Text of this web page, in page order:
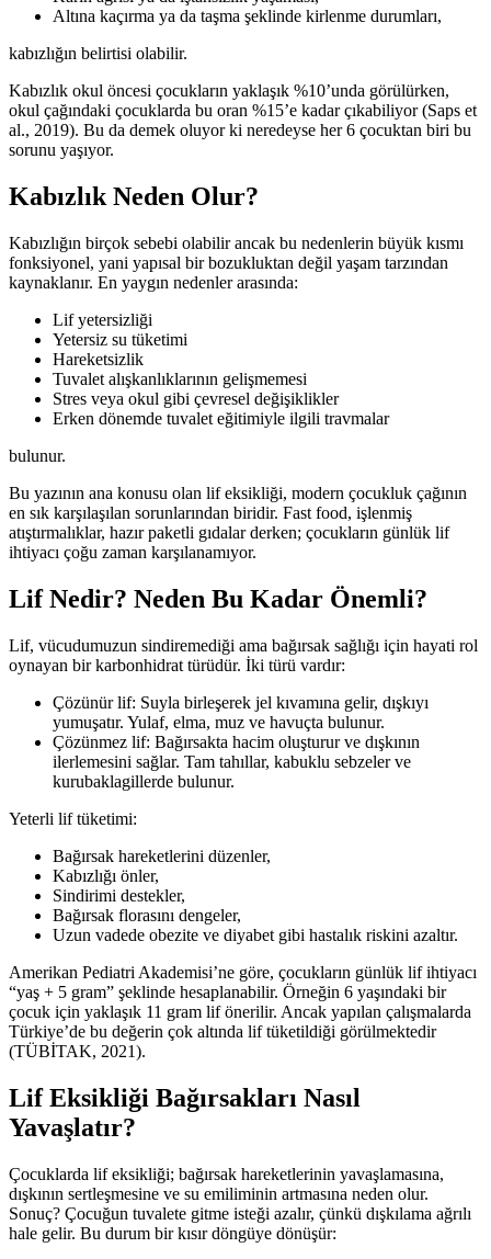
Altına kaçırma ya da taşma şeklinde kirlenme durumları,
kabızlığın belirtisi olabilir.
Kabızlık okul öncesi çocukların yaklaşık %10’unda görülürken,
okul çağındaki çocuklarda bu oran %15’e kadar çıkabiliyor (Saps et
al., 2019). Bu da demek oluyor ki neredeyse her 6 çocuktan biri bu
sorunu yaşıyor.
Kabızlık Neden Olur?
Kabızlığın birçok sebebi olabilir ancak bu nedenlerin büyük kısmı
fonksiyonel, yani yapısal bir bozukluktan değil yaşam tarzından
kaynaklanır. En yaygın nedenler arasında:
Lif yetersizliği
Yetersiz su tüketimi
Hareketsizlik
Tuvalet alışkanlıklarının gelişmemesi
Stres veya okul gibi çevresel değişiklikler
Erken dönemde tuvalet eğitimiyle ilgili travmalar
bulunur.
Bu yazının ana konusu olan lif eksikliği, modern çocukluk çağının
en sık karşılaşılan sorunlarından biridir. Fast food, işlenmiş
atıştırmalıklar, hazır paketli gıdalar derken; çocukların günlük lif
ihtiyacı çoğu zaman karşılanamıyor.
Lif Nedir? Neden Bu Kadar Önemli?
Lif, vücudumuzun sindiremediği ama bağırsak sağlığı için hayati rol
oynayan bir karbonhidrat türüdür. İki türü vardır:
Çözünür lif: Suyla birleşerek jel kıvamına gelir, dışkıyı
yumuşatır. Yulaf, elma, muz ve havuçta bulunur.
Çözünmez lif: Bağırsakta hacim oluşturur ve dışkının
ilerlemesini sağlar. Tam tahıllar, kabuklu sebzeler ve
kurubaklagillerde bulunur.
Yeterli lif tüketimi:
Bağırsak hareketlerini düzenler,
Kabızlığı önler,
Sindirimi destekler,
Bağırsak florasını dengeler,
Uzun vadede obezite ve diyabet gibi hastalık riskini azaltır.
Amerikan Pediatri Akademisi’ne göre, çocukların günlük lif ihtiyacı
“yaş + 5 gram” şeklinde hesaplanabilir. Örneğin 6 yaşındaki bir
çocuk için yaklaşık 11 gram lif önerilir. Ancak yapılan çalışmalarda
Türkiye’de bu değerin çok altında lif tüketildiği görülmektedir
(TÜBİTAK, 2021).
Lif Eksikliği Bağırsakları Nasıl
Yavaşlatır?
Çocuklarda lif eksikliği; bağırsak hareketlerinin yavaşlamasına,
dışkının sertleşmesine ve su emiliminin artmasına neden olur.
Sonuç? Çocuğun tuvalete gitme isteği azalır, çünkü dışkılama ağrılı
hale gelir. Bu durum bir kısır döngüye dönüşür: